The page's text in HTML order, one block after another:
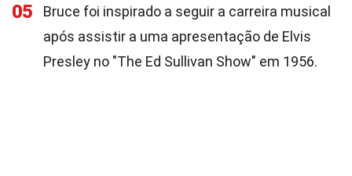
05
Bruce foi inspirado a seguir a carreira musical
após assistir a uma apresentação de Elvis
Presley no "The Ed Sullivan Show" em 1956.